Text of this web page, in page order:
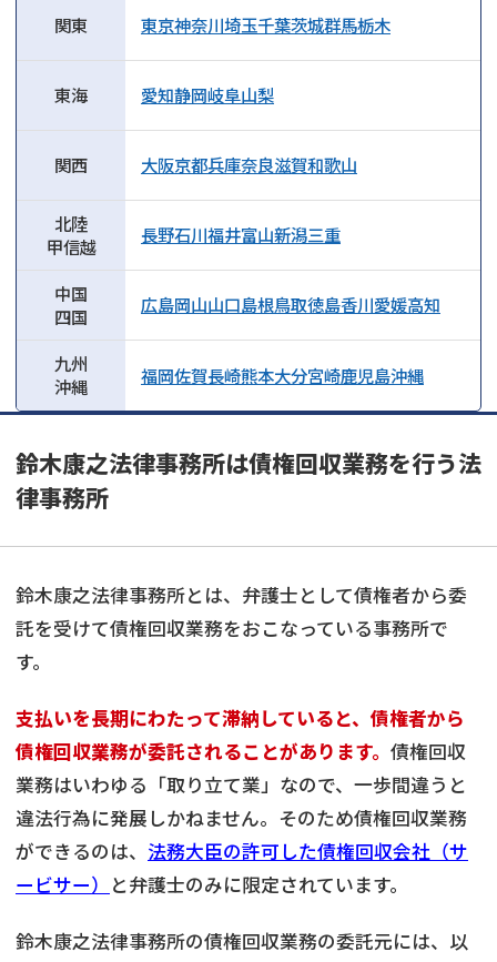
関東 東京神奈川埼玉千葉茨城群馬栃木
東海 愛知静岡岐阜山梨
関西 大阪京都兵庫奈良滋賀和歌山
北陸
甲信越
長野石川福井富山新潟三重
中国
四国
広島岡山山口島根鳥取徳島香川愛媛高知
九州
沖縄
福岡佐賀長崎熊本大分宮崎鹿児島沖縄
鈴木康之法律事務所は債権回収業務を行う法
律事務所
鈴木康之法律事務所とは、弁護士として債権者から委
託を受けて債権回収業務をおこなっている事務所で
す。
支払いを長期にわたって滞納していると、債権者から
債権回収業務が委託されることがあります。 債権回収
業務はいわゆる「取り立て業」なので、一歩間違うと
違法行為に発展しかねません。そのため債権回収業務
ができるのは、 法務大臣の許可した債権回収会社（サ
ービサー） と弁護士のみに限定されています。
鈴木康之法律事務所の債権回収業務の委託元には、以